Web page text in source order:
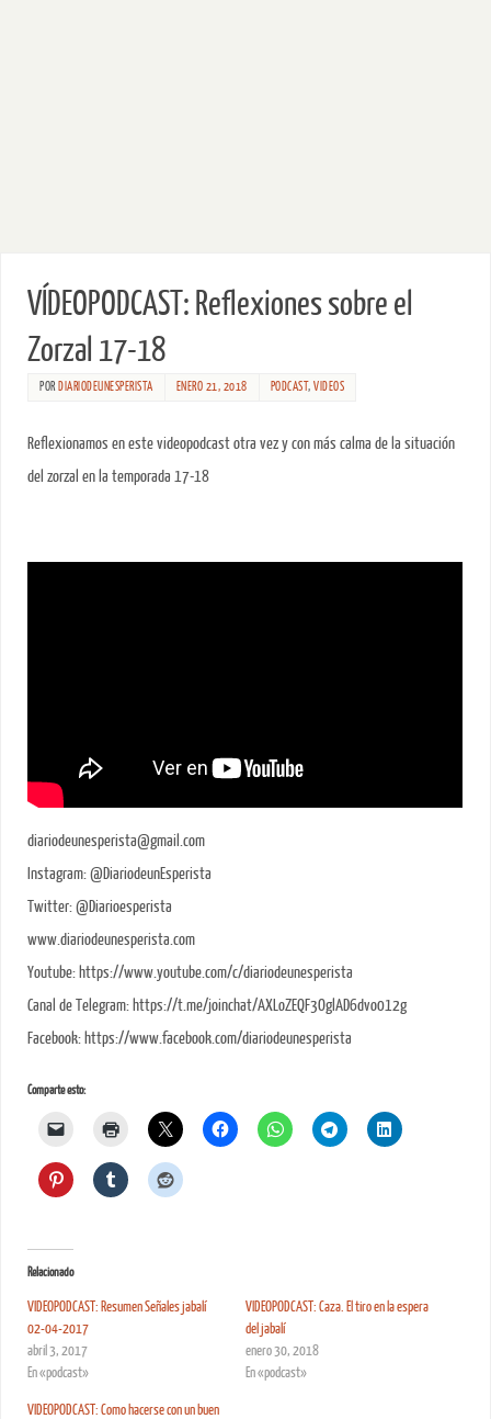
VÍDEOPODCAST: Reflexiones sobre el
Zorzal 17-18
POR DIARIODEUNESPERISTA ENERO 21, 2018 PODCAST,VIDEOS
Reflexionamos en este videopodcast otra vez y con más calma de la situación
del zorzal en la temporada 17-18
diariodeunesperista@gmail.com
Instagram: @DiariodeunEsperista
Twitter: @Diarioesperista
www.diariodeunesperista.com
Youtube: https://www.youtube.com/c/diariodeunesperista
Canal de Telegram: https://t.me/joinchat/AXLoZEQF3OglAD6dvo012g
Facebook: https://www.facebook.com/diariodeunesperista
Comparte esto:
Relacionado
VIDEOPODCAST: Resumen Señales jabalí
02-04-2017
abril 3, 2017
En «podcast»
VIDEOPODCAST: Caza. El tiro en la espera
del jabalí
enero 30, 2018
En «podcast»
VIDEOPODCAST: Como hacerse con un buen